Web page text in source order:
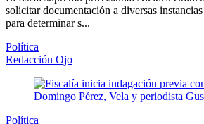
solicitar documentación a diversas
para determinar s...
Política
Redacción Ojo
Política